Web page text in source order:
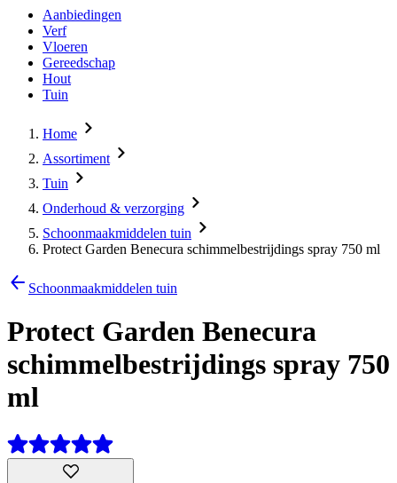
Aanbiedingen
Verf
Vloeren
Gereedschap
Hout
Tuin
Home
Assortiment
Tuin
Onderhoud & verzorging
Schoonmaakmiddelen tuin
Protect Garden Benecura schimmelbestrijdings spray 750 ml
Schoonmaakmiddelen tuin
Protect Garden Benecura
schimmelbestrijdings spray 750
ml